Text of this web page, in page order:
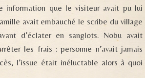
information que le visiteur avait pu lui
avait embauché le scribe du village
d’éclater en sanglots. Nobu avait
les frais : personne n’avait jamais
l’issue était inéluctable alors à quoi